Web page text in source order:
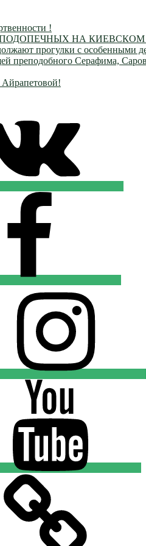
!
НА КИЕВСКОМ
прогулки с особенными
преподобного Серафима,